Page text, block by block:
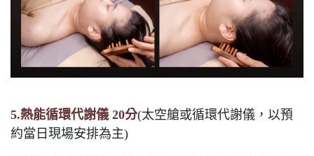
5.熱能循環代謝儀 20分(太空艙或循環代謝儀，以預
約當日現場安排為主)